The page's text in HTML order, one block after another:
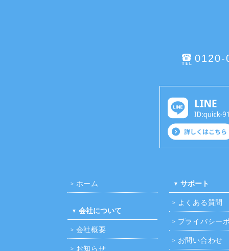
0120-
ホーム
会社について
会社概要
お知らせ
サポート
よくある質問
プライバシー
お問い合わせ